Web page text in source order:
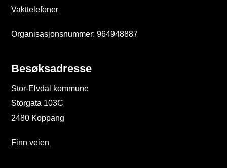
Vakttelefoner
Organisasjonsnummer: 964948887
Besøksadresse
Stor-Elvdal kommune
Storgata 103C
2480 Koppang
Finn veien